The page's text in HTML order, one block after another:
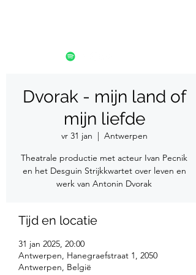
Dvorak - mijn land of
mijn liefde
vr 31 jan
  |
Antwerpen
Theatrale productie met acteur Ivan Pecnik
en het Desguin Strijkkwartet over leven en
werk van Antonin Dvorak
Tijd en locatie
31 jan 2025, 20:00
Antwerpen, Hanegraefstraat 1, 2050
Antwerpen, België